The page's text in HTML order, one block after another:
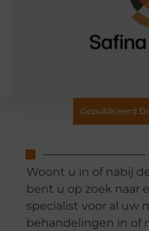
Gepubliceerd
Woont u in of nabij
bent u op zoek naar
specialist voor al uw
behandelingen in of